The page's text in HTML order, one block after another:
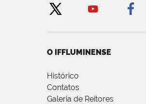
O IFFLUMINENSE
Histórico
Contatos
Galeria de Reitores